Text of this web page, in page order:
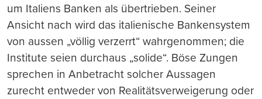
um Italiens Banken als übertrieben. Seiner
Ansicht nach wird das italienische Bankensystem
von aussen „völlig verzerrt“ wahrgenommen; die
Institute seien durchaus „solide“. Böse Zungen
sprechen in Anbetracht solcher Aussagen
zurecht entweder von Realitätsverweigerung oder